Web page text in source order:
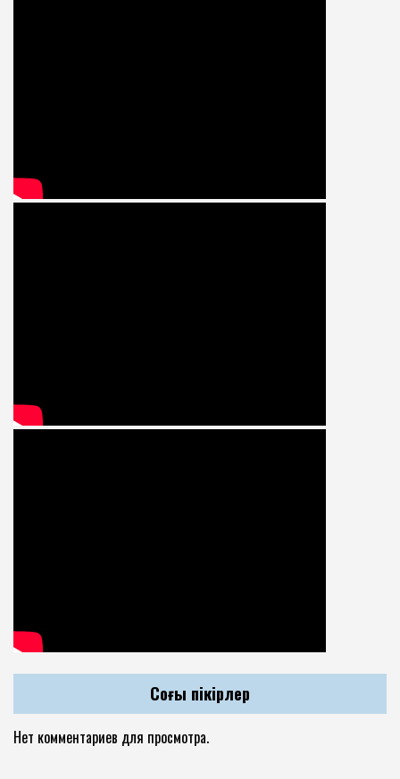
Соңғы пікірлер
Нет комментариев для просмотра.